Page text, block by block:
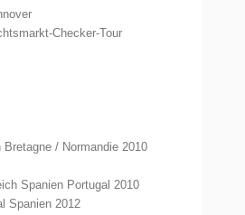
Checker-Tour
Bretagne / Normandie 2010
Spanien Portugal 2010
Spanien 2012